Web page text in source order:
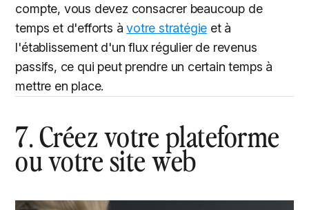
compte, vous devez consacrer beaucoup de
temps et d'efforts àvotre stratégie et à
l'établissement d'un flux régulier de revenus
passifs, ce qui peut prendre un certain temps à
mettre en place.
7. Créez votre plateforme
ou votre site web